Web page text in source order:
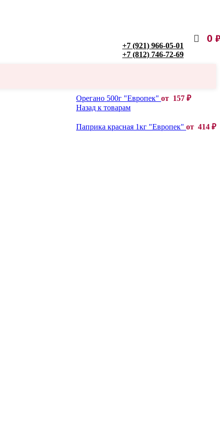
+7 (921) 966-05-01
+7 (812) 746-72-69
0
Орегано 500г "Европек" от 157 ₽
Назад к товарам
Паприка красная 1кг "Европек" от 414 ₽